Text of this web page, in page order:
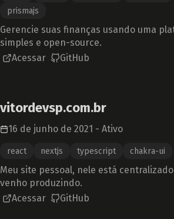
prismajs
Gerencie suas finanças usando uma
simples e open-source.
Acessar
GitHub
16 de junho de 2021 - Ativo
react nextjs typescript chakra-ui
vitordevsp.com.br
Meu site pessoal, nele está
venho produzindo.
Acessar
GitHub